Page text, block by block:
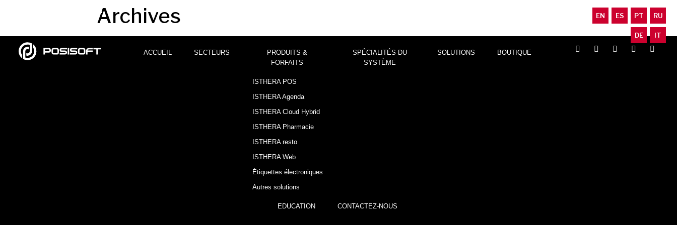
ACCUEIL
EN ES PT RU
DE IT
Archives
ACCUEIL SECTEURS
PRODUITS &
FORFAITS
ISTHERA POS
ISTHERA Agenda
ISTHERA Cloud Hybrid
ISTHERA Pharmacie
ISTHERA resto
ISTHERA Web
Étiquettes électroniques
Autres solutions
SPÉCIALITÉS DU
SYSTÈME
SOLUTIONS BOUTIQUE
EDUCATION CONTACTEZ-NOUS